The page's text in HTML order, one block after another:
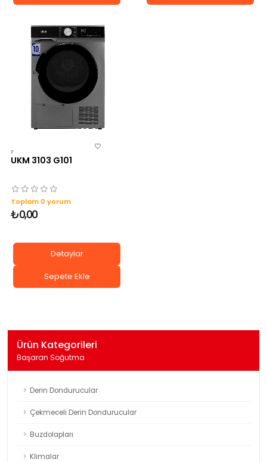
?
UKM 3103 G101
Toplam 0 yorum
₺0,00
Detaylar
Sepete Ekle
Ürün Kategorileri
Başaran Soğutma
Derin Dondurucular
Çekmeceli Derin Dondurucular
Buzdolapları
Klimalar